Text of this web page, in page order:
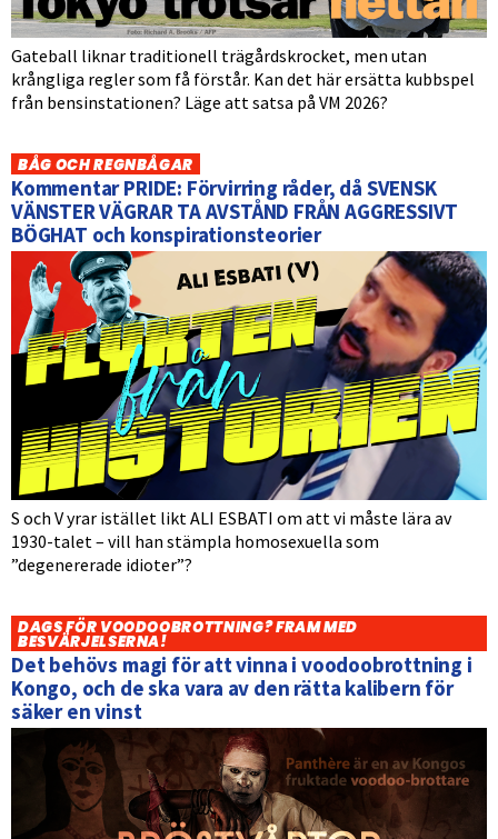
Gateball liknar traditionell trägårdskrocket, men utan
krångliga regler som få förstår. Kan det här ersätta kubbspel
från bensinstationen? Läge att satsa på VM 2026?
BÅG OCH REGNBÅGAR
Kommentar PRIDE: Förvirring råder, då SVENSK
VÄNSTER VÄGRAR TA AVSTÅND FRÅN AGGRESSIVT
BÖGHAT och konspirationsteorier
S och V yrar istället likt ALI ESBATI om att vi måste lära av
1930-talet – vill han stämpla homosexuella som
”degenererade idioter”?
DAGS FÖR VOODOOBROTTNING? FRAM MED
BESVÄRJELSERNA!
Det behövs magi för att vinna i voodoobrottning i
Kongo, och de ska vara av den rätta kalibern för
säker en vinst